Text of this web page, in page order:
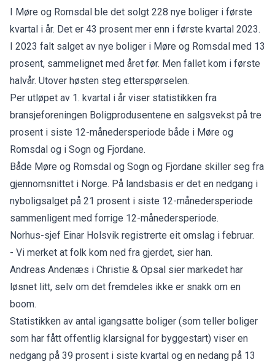
I Møre og Romsdal ble det solgt 228 nye boliger i første
kvartal i år. Det er 43 prosent mer enn i første kvartal 2023.
I 2023 falt salget av nye boliger i Møre og Romsdal med 13
prosent, sammelignet med året før. Men fallet kom i første
halvår. Utover høsten steg etterspørselen.
Per utløpet av 1. kvartal i år viser statistikken fra
bransjeforeningen Boligprodusentene en salgsvekst på tre
prosent i siste 12-månedersperiode både i Møre og
Romsdal og i Sogn og Fjordane.
Både Møre og Romsdal og Sogn og Fjordane skiller seg fra
gjennomsnittet i Norge. På landsbasis er det en nedgang i
nyboligsalget på 21 prosent i siste 12-månedersperiode
sammenligent med forrige 12-månedersperiode.
Norhus-sjef Einar Holsvik registrerte eit omslag i februar.
- Vi merket at folk kom ned fra gjerdet, sier han.
Andreas Andenæs i Christie & Opsal sier markedet har
løsnet litt, selv om det fremdeles ikke er snakk om en
boom.
Statistikken av antal igangsatte boliger (som teller boliger
som har fått offentlig klarsignal for byggestart) viser en
nedgang på 39 prosent i siste kvartal og en nedang på 13